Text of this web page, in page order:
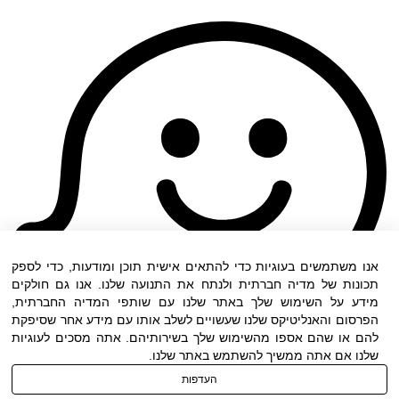
אנו משתמשים בעוגיות כדי להתאים אישית תוכן ומודעות, כדי לספק
תכונות של מדיה חברתית ולנתח את התנועה שלנו. אנו גם חולקים
מידע על השימוש שלך באתר שלנו עם שותפי המדיה החברתית,
הפרסום והאנליטיקס שלנו שעשויים לשלב אותו עם מידע אחר שסיפקת
להם או שהם אספו מהשימוש שלך בשירותיהם. אתה מסכים לעוגיות
שלנו אם אתה ממשיך להשתמש באתר שלנו.
העדפות